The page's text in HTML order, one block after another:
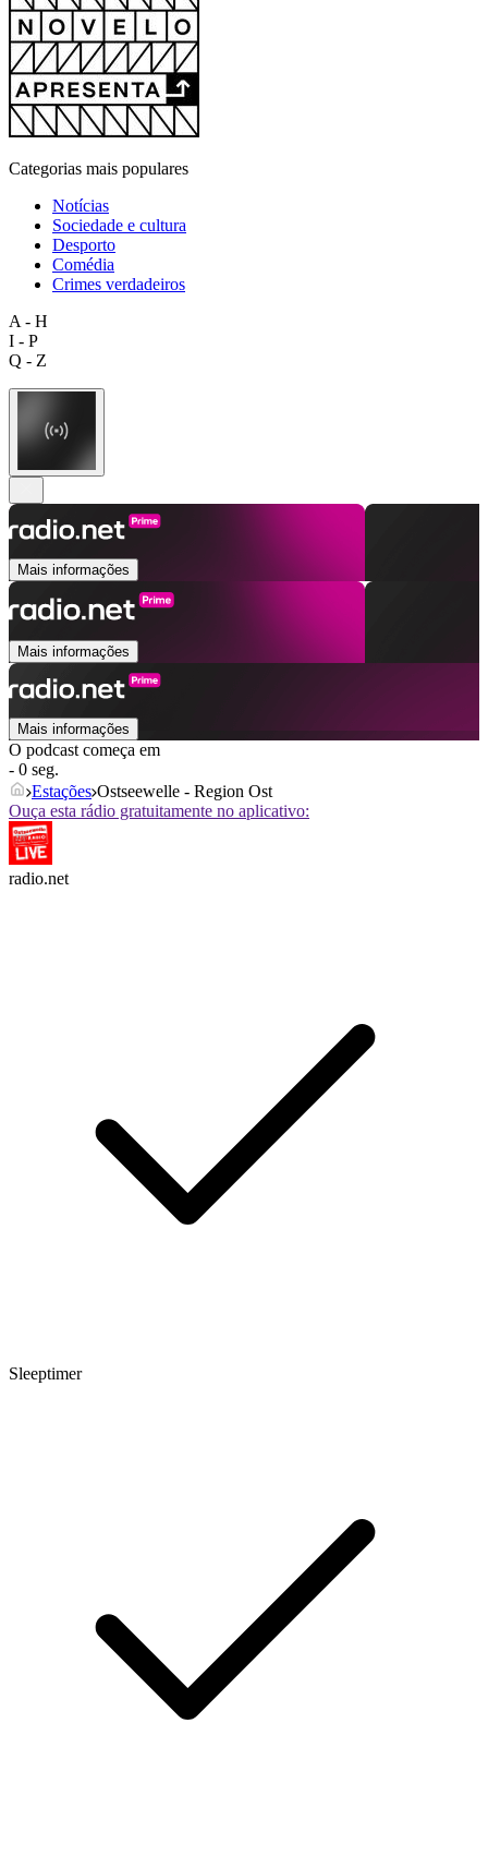
Categorias mais populares
Notícias
Sociedade e cultura
Desporto
Comédia
Crimes verdadeiros
A - H
I - P
Q - Z
Mais informações
Mais informações
Mais informações
O podcast começa em
- 0 seg.
Estações Ostseewelle - Region Ost
Ouça esta rádio gratuitamente no aplicativo:
radio.net
Sleeptimer